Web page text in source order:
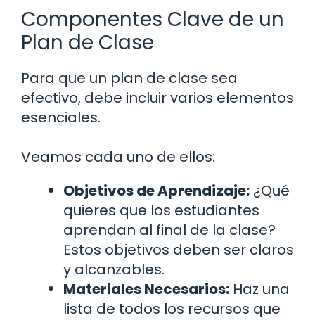
Componentes Clave de un
Plan de Clase
Para que un plan de clase sea
efectivo, debe incluir varios elementos
esenciales.
Veamos cada uno de ellos:
Objetivos de Aprendizaje: ¿Qué
quieres que los estudiantes
aprendan al final de la clase?
Estos objetivos deben ser claros
y alcanzables.
Materiales Necesarios: Haz una
lista de todos los recursos que